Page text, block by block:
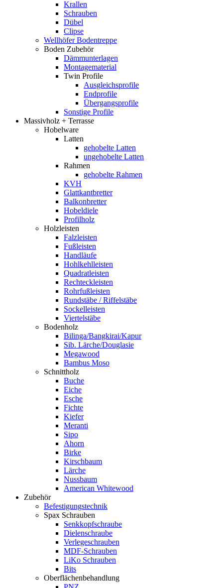
Krallen
Schrauben
Dübel
Clipse
Wellhöfer Bodentreppe
Boden Zubehör
Dämmunterlagen
Montagematerial
Twin Profile
Ausgleichsprofile
Endprofile
Übergangsprofile
Sonstige Profile
Massivholz + Terrasse
Hobelware
Latten
gehobelte Latten
ungehobelte Latten
Rahmen
gehobelte Rahmen
KVH
Glattkantbretter
Balkonbretter
Hobeldiele
Profilholz
Holzleisten
Falzleisten
Fußleisten
Handläufe
Hohlkehlleisten
Quadratleisten
Rechteckleisten
Rohrfußleisten
Rundstäbe / Riffelstäbe
Sockelleisten
Viertelstäbe
Bodenholz
Bilinga/Bangkirai/Kapur
Sib. Lärche/Douglasie
Megawood
Bambus Moso
Schnittholz
Buche
Eiche
Esche
Fichte
Kiefer
Meranti
Sipo
Ahorn
Birke
Kirschbaum
Lärche
Nussbaum
American Whitewood
Zubehör
Befestigungstechnik
Spax Schrauben
Senkkopfschraube
Dielenschraube
Verlegeschrauben
MDF-Schrauben
LiKo Schrauben
Bits
Oberflächenbehandlung